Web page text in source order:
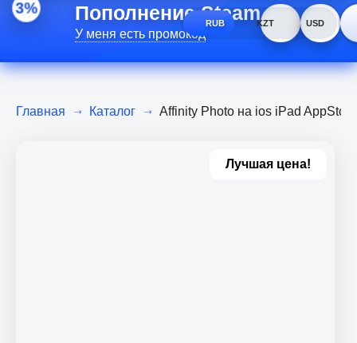
3% Пополнение Steam
У меня есть промокод
RUB KZT USD
Главная Каталог Affinity Photo на ios iPad
Лучшая цена!